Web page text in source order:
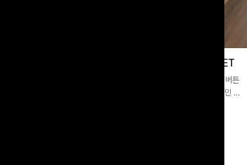
제딧레이어드 블라우스+플레어팬츠SET
[완성도높은💗]레이어드한 듯 자연스러운 나시와 버튼
원피스가 함께 구성된 세트 아이템입니다. 코디 고민 없